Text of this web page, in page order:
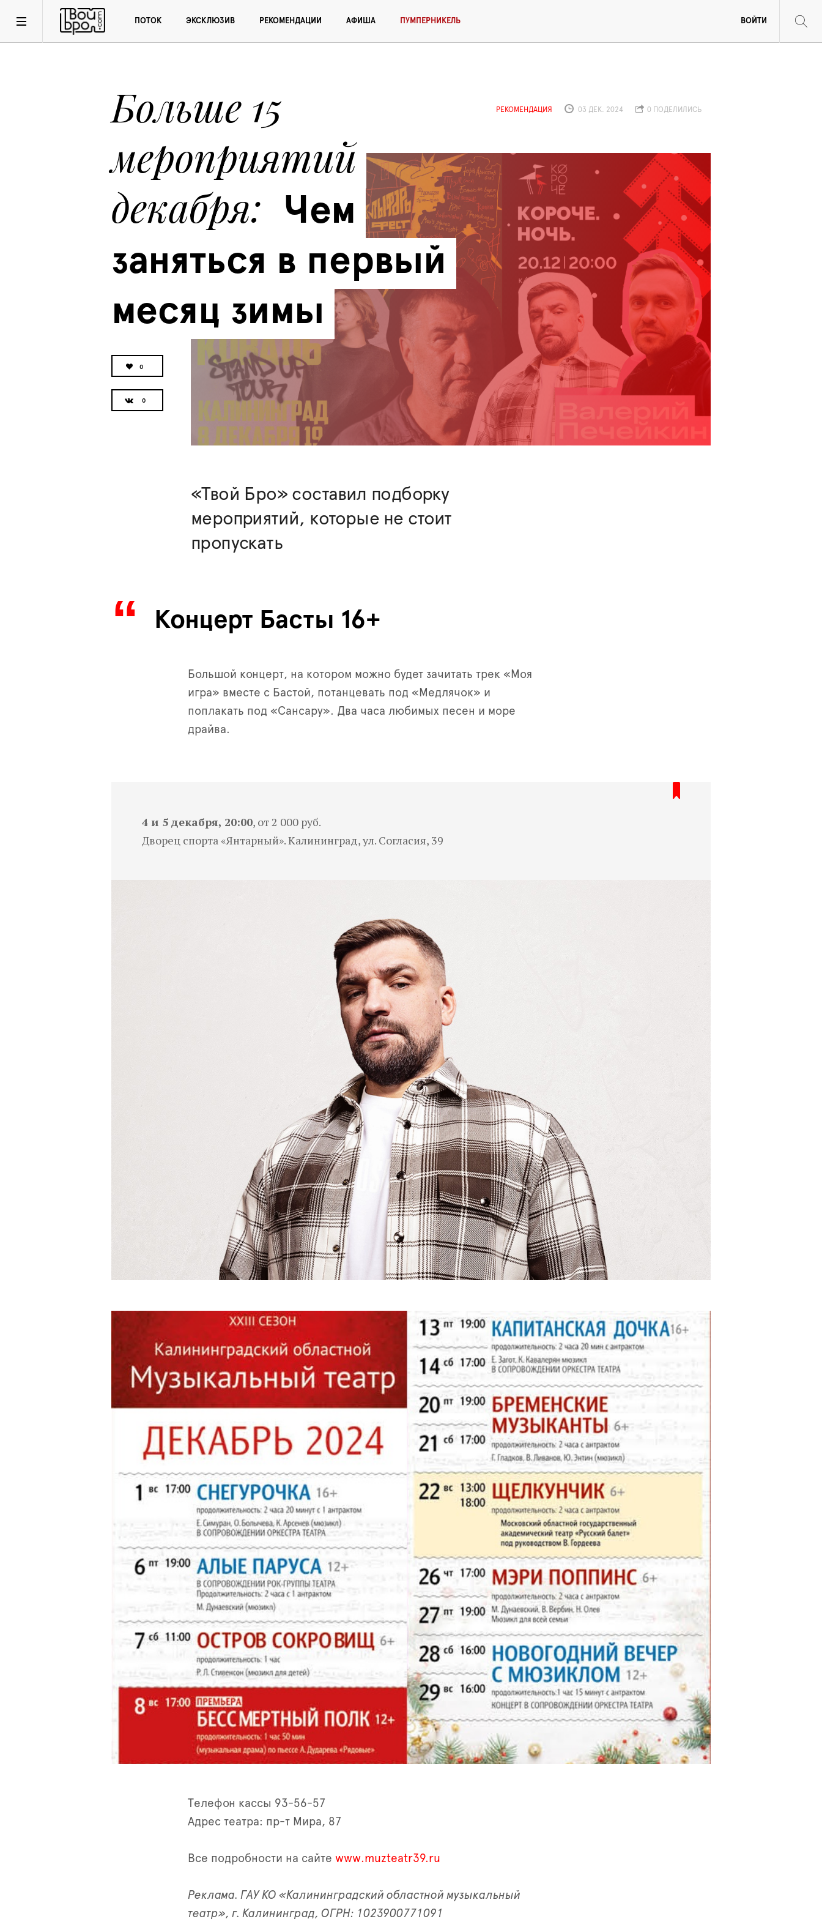
ПОТОК ЭКСКЛЮЗИВ РЕКОМЕНДАЦИИ АФИША ПУМПЕРНИКЕЛЬ ВОЙТИ
Больше 15
мероприятий
декабря
Чем
заняться в первый
месяц зимы
0
РЕКОМЕНДАЦИЯ 03 ДЕК. 2024 0 ПОДЕЛИЛИСЬ
«Твой Бро» составил подборку
мероприятий, которые не стоит
пропускать
Концерт Басты 16+
Большой концерт, на котором можно будет зачитать трек «Моя
игра» вместе с Бастой, потанцевать под «Медлячок» и
поплакать под «Сансару». Два часа любимых песен и море
драйва.
4 и 5 декабря, 20:00, от 2 000 руб.
Дворец спорта «Янтарный». Калининград, ул. Согласия, 39
Телефон кассы 93-56-57
Адрес театра: пр-т Мира, 87
Все подробности на сайте www.muzteatr39.ru
Реклама. ГАУ КО «Калининградский областной музыкальный
театр», г. Калининград, ОГРН: 1023900771091